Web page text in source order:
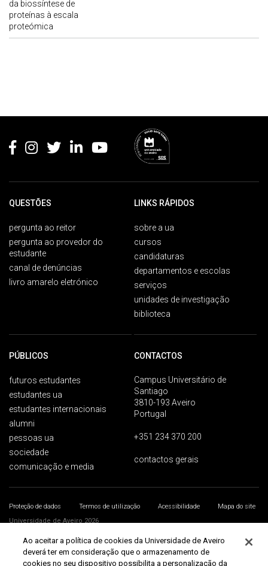
da biossíntese de
proteínas à escala
proteómica
QUESTÕES
pergunta ao reitor
pergunta ao provedor do
estudante
canal de denúncias
livro amarelo eletrónico
LINKS RÁPIDOS
sobre a ua
cursos
candidaturas
departamentos e escolas
serviços
unidades de investigação
biblioteca
PÚBLICOS
futuros estudantes
estudantes ua
estudantes internacionais
alumni
pessoas ua
sociedade
comunicação e media
CONTACTOS
Campus Universitário de
Santiago
3810-193 Aveiro
Portugal
+351 234 370 200
contactos gerais
Proteção de dados Termos de utilização Acessibilidade
Mapa do site
Universidade de Aveiro 2026
Ao aceitar a política de cookies da Universidade de Aveiro
deverá ter em consideração que o armazenamento de
cookies no seu dispositivo possibilita a personalização da